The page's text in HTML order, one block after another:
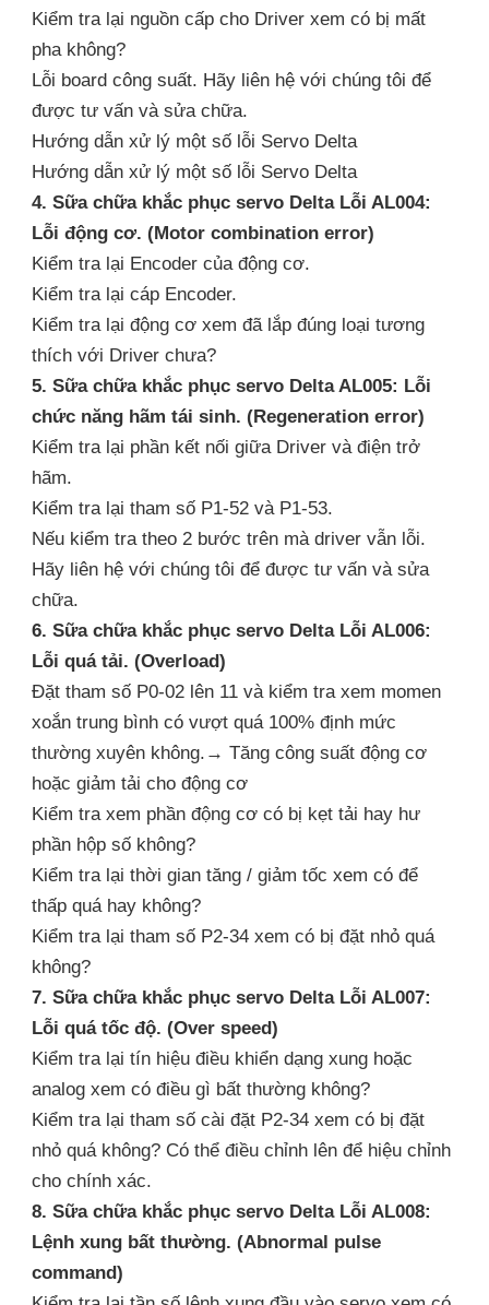
Kiểm tra lại nguồn cấp cho Driver xem có bị mất
pha không?
Lỗi board công suất. Hãy liên hệ với chúng tôi để
được tư vấn và sửa chữa.
Hướng dẫn xử lý một số lỗi Servo Delta
Hướng dẫn xử lý một số lỗi Servo Delta
4. Sữa chữa khắc phục servo Delta Lỗi AL004:
Lỗi động cơ. (Motor combination error)
Kiểm tra lại Encoder của động cơ.
Kiểm tra lại cáp Encoder.
Kiểm tra lại động cơ xem đã lắp đúng loại tương
thích với Driver chưa?
5. Sữa chữa khắc phục servo Delta AL005: Lỗi
chức năng hãm tái sinh. (Regeneration error)
Kiểm tra lại phần kết nối giữa Driver và điện trở
hãm.
Kiểm tra lại tham số P1-52 và P1-53.
Nếu kiểm tra theo 2 bước trên mà driver vẫn lỗi.
Hãy liên hệ với chúng tôi để được tư vấn và sửa
chữa.
6. Sữa chữa khắc phục servo Delta Lỗi AL006:
Lỗi quá tải. (Overload)
Đặt tham số P0-02 lên 11 và kiểm tra xem momen
xoắn trung bình có vượt quá 100% định mức
thường xuyên không.→ Tăng công suất động cơ
hoặc giảm tải cho động cơ
Kiểm tra xem phần động cơ có bị kẹt tải hay hư
phần hộp số không?
Kiểm tra lại thời gian tăng / giảm tốc xem có để
thấp quá hay không?
Kiểm tra lại tham số P2-34 xem có bị đặt nhỏ quá
không?
7. Sữa chữa khắc phục servo Delta Lỗi AL007:
Lỗi quá tốc độ. (Over speed)
Kiểm tra lại tín hiệu điều khiển dạng xung hoặc
analog xem có điều gì bất thường không?
Kiểm tra lại tham số cài đặt P2-34 xem có bị đặt
nhỏ quá không? Có thể điều chỉnh lên để hiệu chỉnh
cho chính xác.
8. Sữa chữa khắc phục servo Delta Lỗi AL008:
Lệnh xung bất thường. (Abnormal pulse
command)